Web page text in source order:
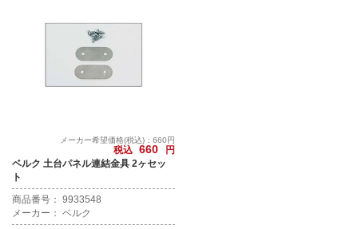
メーカー希望価格(税込)：660円
税込 660
円
ベルク 土台パネル連結金具 2ヶセッ
ト
商品番号： 9933548
メーカー： ベルク